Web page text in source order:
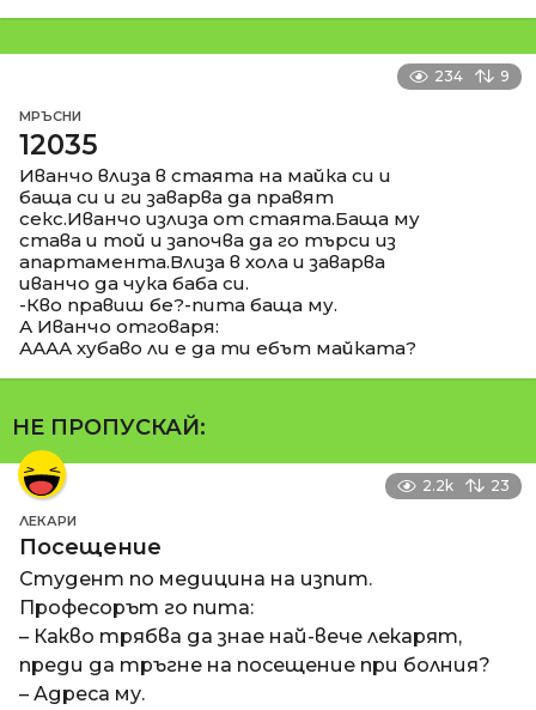
234 9
МРЪСНИ
12035
Иванчо влиза в стаята на майка си и
баща си и ги заварва да правят
секс.Иванчо излиза от стаята.Баща му
става и той и започва да го търси из
апартамента.Влиза в хола и заварва
иванчо да чука баба си.
-Кво правиш бе?-пита баща му.
А Иванчо отговаря:
АААА хубаво ли е да ти ебът майката?
НЕ ПРОПУСКАЙ:
2.2k 23
ЛЕКАРИ
Посещение
Студент по медицина на изпит.
Професорът го пита:
– Какво трябва да знае най-вече лекарят,
преди да тръгне на посещение при болния?
– Адреса му.